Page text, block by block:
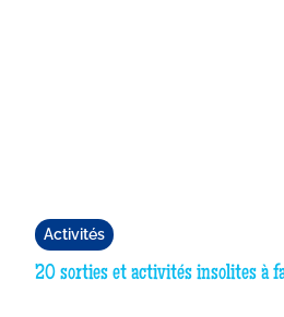
Activités
20 sorties et activités insolites à